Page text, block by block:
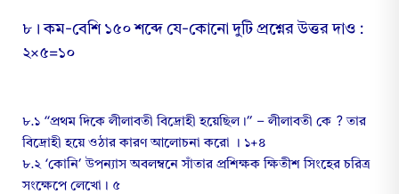
৮। কম-বেশি ১৫০ শব্দে যে-কোনো দুটি প্রশ্নের উত্তর দাও :
২×৫=১০
৮.১ “প্রথম দিকে লীলাবতী বিদ্রোহী হয়েছিল।” – লীলাবতী কে ? তার
বিদ্রোহী হয়ে ওঠার কারণ আলোচনা করো । ১+৪
৮.২ ‘কোনি’ উপন্যাস অবলম্বনে সাঁতার প্রশিক্ষক ক্ষিতীশ সিংহের চরিত্র
সংক্ষেপে লেখো। ৫